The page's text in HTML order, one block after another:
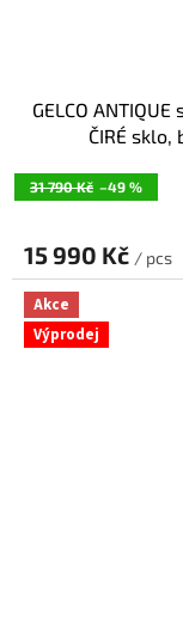
31 790 Kč –49 %
GELCO
ČIRÉ sklo,
15 990 Kč / pcs
Akce
Výprodej